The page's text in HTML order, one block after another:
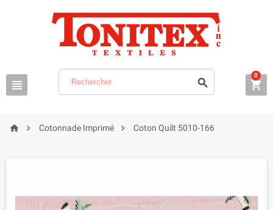
  
0
  Cotonnade Imprimé  Coton Quilt 5010-166